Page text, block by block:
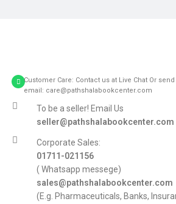
Customer Care: Contact us at Live Chat Or
email: care@pathshalabookcenter.com
To be a seller! Email Us
seller@pathshalabookcenter.com
Corporate Sales:
01711-021156
( Whatsapp messege)
sales@pathshalabookcenter.com
(E.g. Pharmaceuticals, Banks,